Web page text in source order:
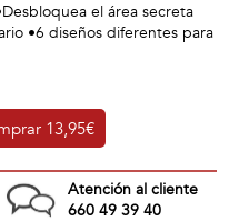
el área secreta
•6 diseños diferentes para
13,95€
Atención al cliente
660 49 39 40